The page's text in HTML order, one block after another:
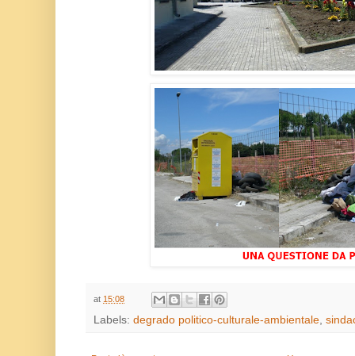
at 15:08
Labels: degrado politico-culturale-ambientale